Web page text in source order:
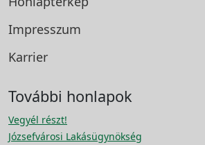
Impresszum
Karrier
További honlapok
Vegyél részt!
Józsefvárosi Lakásügynökség